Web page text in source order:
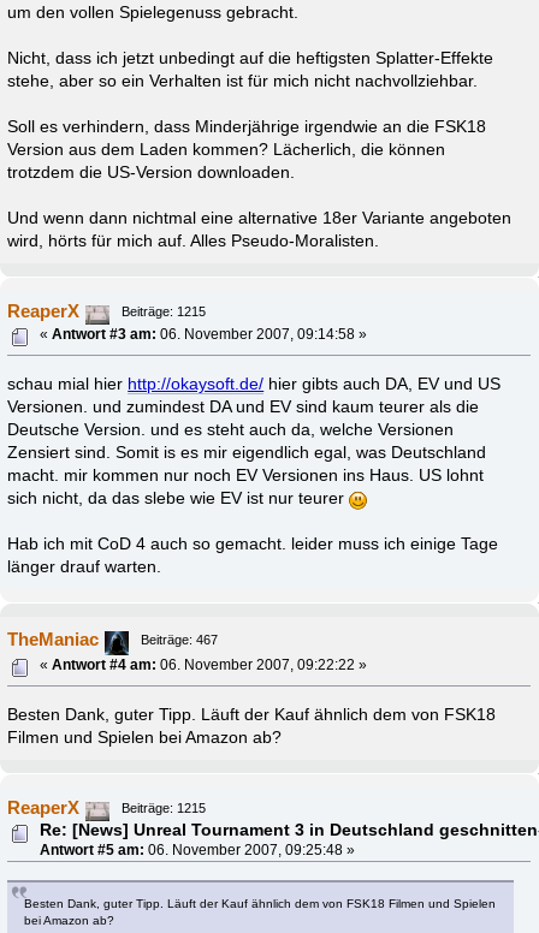
um den vollen Spielegenuss gebracht.
Nicht, dass ich jetzt unbedingt auf die heftigsten Splatter-Effekte
stehe, aber so ein Verhalten ist für mich nicht nachvollziehbar.
Soll es verhindern, dass Minderjährige irgendwie an die FSK18
Version aus dem Laden kommen? Lächerlich, die können
trotzdem die US-Version downloaden.
Und wenn dann nichtmal eine alternative 18er Variante angeboten
wird, hörts für mich auf. Alles Pseudo-Moralisten.
ReaperX
Beiträge: 1215
«Antwort #3 am: 06. November 2007, 09:14:58 »
schau mial hier http://okaysoft.de/ hier gibts auch DA, EV und US
Versionen. und zumindest DA und EV sind kaum teurer als die
Deutsche Version. und es steht auch da, welche Versionen
Zensiert sind. Somit is es mir eigendlich egal, was Deutschland
macht. mir kommen nur noch EV Versionen ins Haus. US lohnt
sich nicht, da das slebe wie EV ist nur teurer
Hab ich mit CoD 4 auch so gemacht. leider muss ich einige Tage
länger drauf warten.
TheManiac
Beiträge: 467
«Antwort #4 am: 06. November 2007, 09:22:22 »
Besten Dank, guter Tipp. Läuft der Kauf ähnlich dem von FSK18
Filmen und Spielen bei Amazon ab?
ReaperX Beiträge: 1215
Re: [News] Unreal Tournament 3 in Deutschland geschnitten
Antwort #5 am: 06. November 2007, 09:25:48 »
Besten Dank, guter Tipp. Läuft der Kauf ähnlich dem von FSK18 Filmen und Spielen
bei Amazon ab?